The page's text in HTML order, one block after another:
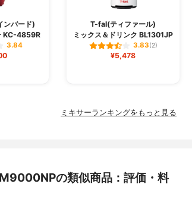
ンバード)
KC-4859R
3.84
T-fal(ティファール)
ミックス＆ドリンク BL1301JP
3.83(2)
¥5,478
ミキサーランキングをもっと見る
の類似商品：評価・料